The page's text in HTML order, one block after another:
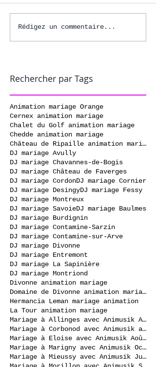
Rédigez un commentaire...
Rechercher par Tags
Animation mariage Orange
Cernex animation mariage
Chalet du Golf animation mariage
Chedde animation mariage
Château de Ripaille animation mariage
DJ mariage Avully
DJ mariage Chavannes-de-Bogis
DJ mariage Château de Faverges
DJ mariage CordonDJ mariage Cornier
DJ mariage DesingyDJ mariage Fessy
DJ mariage Montreux
DJ mariage SavoieDJ mariage Baulmes
DJ mariage Burdignin
DJ mariage Contamine-Sarzin
DJ mariage Contamine-sur-Arve
DJ mariage Divonne
DJ mariage Entremont
DJ mariage La Sapinière
DJ mariage Montriond
Divonne animation mariage
Domaine de Divonne animation mariage
Hermancia Leman mariage animation
La Tour animation mariage
Mariage à Allinges avec Animusik Août 2020
Mariage à Corbonod avec Animusik avril 2023
Mariage à Eloise avec Animusik Août 2020
Mariage à Marigny avec Animusik Octobre 2020
Mariage à Mieussy avec Animusik Juillet 2020